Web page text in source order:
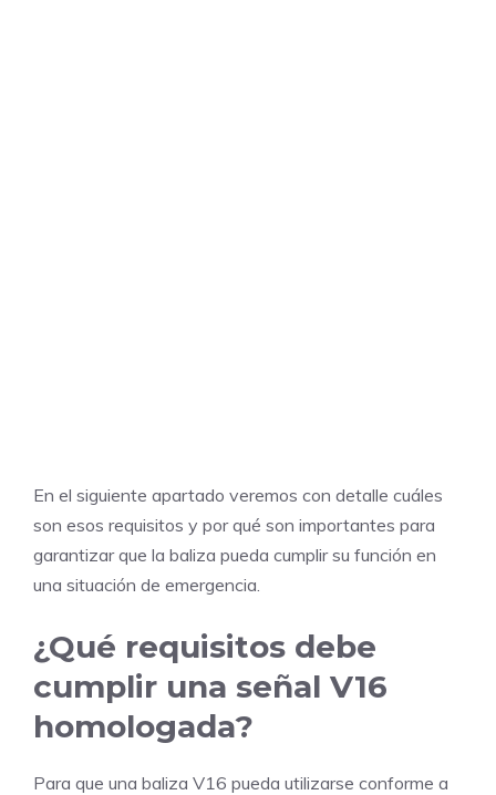
En el siguiente apartado veremos con detalle cuáles
son esos requisitos y por qué son importantes para
garantizar que la baliza pueda cumplir su función en
una situación de emergencia.
¿Qué requisitos debe
cumplir una señal V16
homologada?
Para que una baliza V16 pueda utilizarse conforme a